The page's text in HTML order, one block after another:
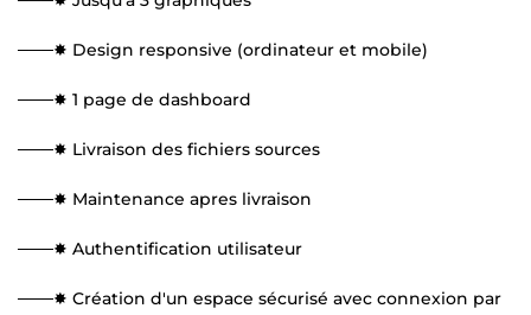
───✸ Design responsive (ordinateur et mobile)
───✸ 1 page de dashboard
───✸ Livraison des fichiers sources
───✸ Maintenance apres livraison
───✸ Authentification utilisateur
───✸ Création d'un espace sécurisé avec connexion par